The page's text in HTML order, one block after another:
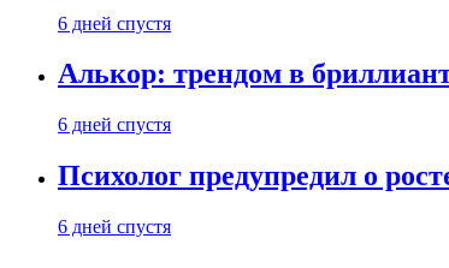
6 дней спустя
Алькор: трендом в
6 дней спустя
Психолог предупредил о
6 дней спустя